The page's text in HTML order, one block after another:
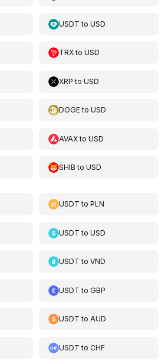
USDT toUSD
TRXtoUSD
XRP toUSD
DOGEtoUSD
AVAXtoUSD
SHIB toUSD
USDT toPLN
USDT toUSD
USDT toVND
USDT toGBP
USDT toAUD
USDT toCHF